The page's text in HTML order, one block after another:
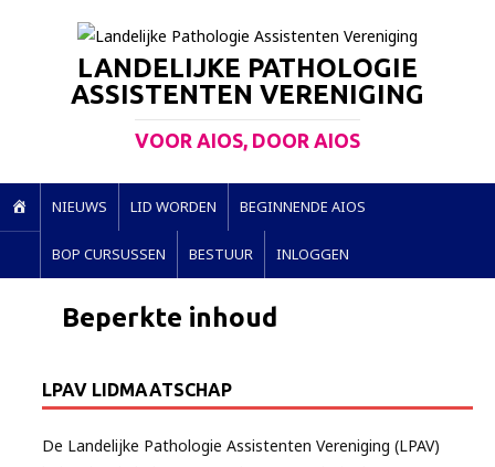
LANDELIJKE PATHOLOGIE
ASSISTENTEN VERENIGING
VOOR AIOS, DOOR AIOS
O
E
NIEUWS LID WORDEN BEGINNENDE AIOS
BOP CURSUSSEN BESTUUR INLOGGEN
Beperkte inhoud
LPAV LIDMAATSCHAP
De Landelijke Pathologie Assistenten Vereniging (LPAV)